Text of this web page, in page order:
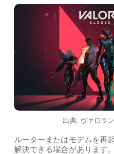
出典: ヴァロラ
ルーターまたはモデムを再
解決できる場合があります